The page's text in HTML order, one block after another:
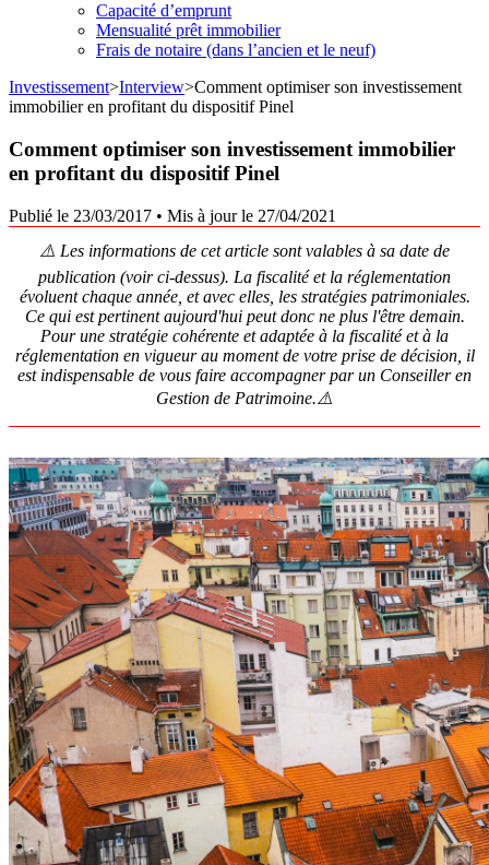
Capacité d’emprunt
Mensualité prêt immobilier
Frais de notaire (dans l’ancien et le neuf)
Investissement>Interview>Comment optimiser son investissement
immobilier en profitant du dispositif Pinel
Comment optimiser son investissement immobilier
en profitant du dispositif Pinel
Publié le 23/03/2017 • Mis à jour le 27/04/2021
⚠️ Les informations de cet article sont valables à sa date de
publication (voir ci-dessus). La fiscalité et la réglementation
évoluent chaque année, et avec elles, les stratégies patrimoniales.
Ce qui est pertinent aujourd'hui peut donc ne plus l'être demain.
Pour une stratégie cohérente et adaptée à la fiscalité et à la
réglementation en vigueur au moment de votre prise de décision, il
est indispensable de vous faire accompagner par un Conseiller en
Gestion de Patrimoine.⚠️